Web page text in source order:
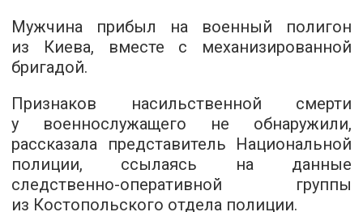
Мужчина прибыл на военный полигон
из Киева, вместе с механизированной
бригадой.
Признаков насильственной смерти
у военнослужащего не обнаружили,
рассказала представитель Национальной
полиции, ссылаясь на данные
следственно-оперативной группы
из Костопольского отдела полиции.